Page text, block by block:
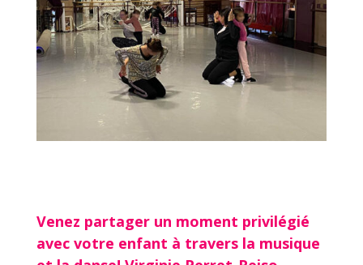
Venez partager un moment privilégié
avec votre enfant à travers la musique